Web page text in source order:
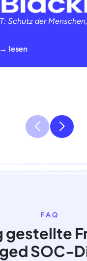
Schutz der
lesen
FAQ
gestellte
SOC-